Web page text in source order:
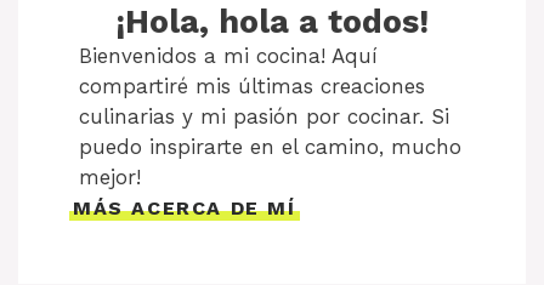
¡Hola, hola a todos!
Bienvenidos a mi cocina! Aquí
compartiré mis últimas creaciones
culinarias y mi pasión por cocinar. Si
puedo inspirarte en el camino, mucho
mejor!
MÁS ACERCA DE MÍ